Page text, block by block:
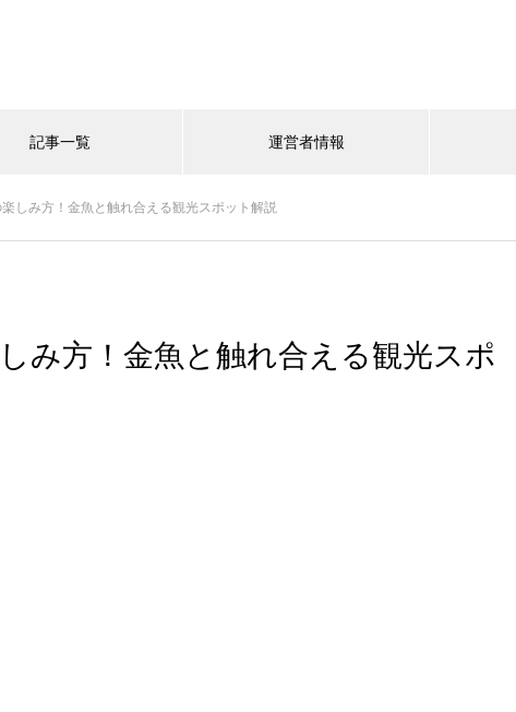
記事一覧 運営者情報
しみ方！金魚と触れ合える観光スポット解説
み方！金魚と触れ合える観光スポ